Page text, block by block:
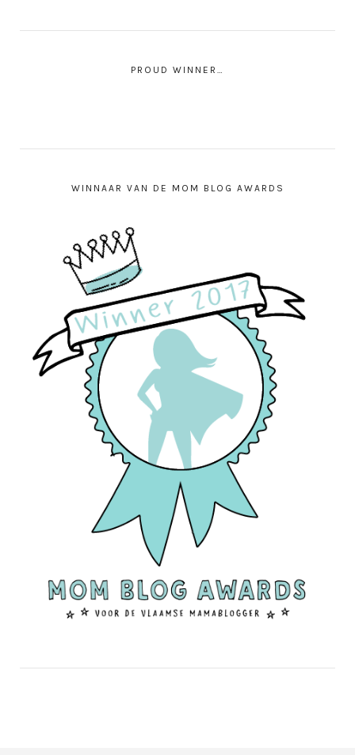
PROUD WINNER…
WINNAAR VAN DE MOM BLOG AWARDS